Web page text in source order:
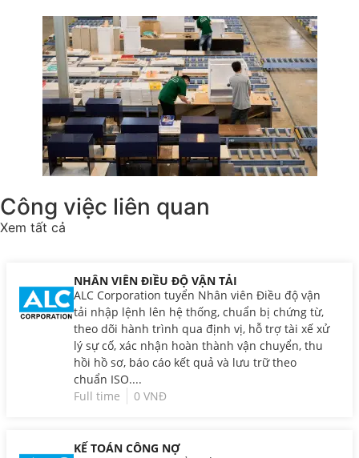
Công việc liên quan
Xem tất cả
NHÂN VIÊN ĐIỀU ĐỘ VẬN TẢI
ALC Corporation tuyển Nhân viên Điều độ vận
tải nhập lệnh lên hệ thống, chuẩn bị chứng từ,
theo dõi hành trình qua định vị, hỗ trợ tài xế xử
lý sự cố, xác nhận hoàn thành vận chuyển, thu
hồi hồ sơ, báo cáo kết quả và lưu trữ theo
chuẩn ISO....
Full time
0 VNĐ
KẾ TOÁN CÔNG NỢ